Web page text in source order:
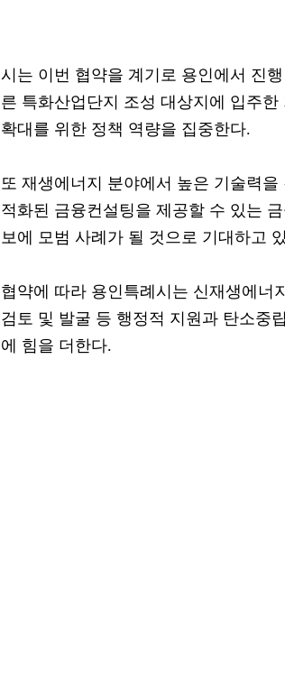
시는 이번 협약을 계기로 용인에서 진
른 특화산업단지 조성 대상지에 입주
확대를 위한 정책 역량을 집중한다.
또 재생에너지 분야에서 높은 기술력
적화된 금융컨설팅을 제공할 수 있는
보에 모범 사례가 될 것으로 기대하고
협약에 따라 용인특례시는 신재생에너
검토 및 발굴 등 행정적 지원과 탄소중
에 힘을 더한다.